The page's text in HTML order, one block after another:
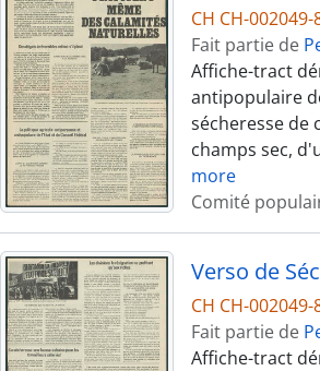
CH CH-002049-
Fait partie de
Affiche-tract
antipopulaire
sécheresse de
champs sec,
more
Comité
CH CH-002049-
Fait partie de
Affiche-tract